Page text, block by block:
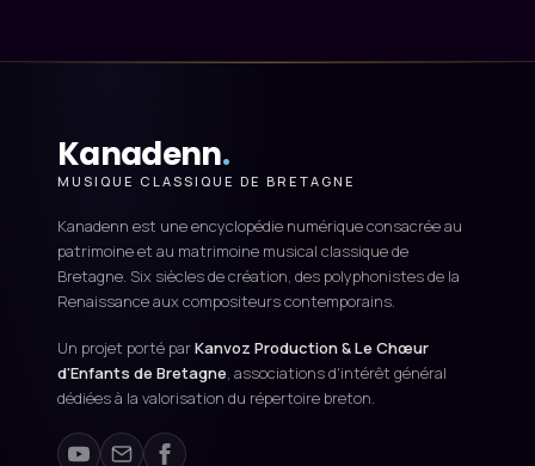
Kanadenn.
MUSIQUE CLASSIQUE DE BRETAGNE
Kanadenn est une encyclopédie numérique consacrée au
patrimoine et au matrimoine musical classique de
Bretagne. Six siècles de création, des polyphonistes de la
Renaissance aux compositeurs contemporains.
Un projet porté parKanvoz Production & Le Chœur
d'Enfants de Bretagne, associations d'intérêt général
dédiées à la valorisation du répertoire breton.